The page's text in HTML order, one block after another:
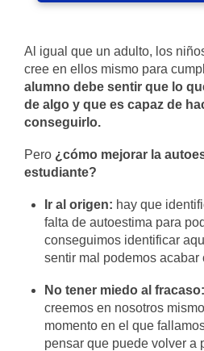
Al igual que un adulto, los
cree en ellos mismo para
alumno debe sentir que lo
de algo y que es capaz de
conseguirlo.
Pero ¿cómo mejorar la
estudiante?
Ir al origen: hay que
falta de autoestima para
conseguimos identificar
sentir mal podemos acabar
No tener miedo al fracaso:
creemos en nosotros
momento en el que
pensar que puede volver a